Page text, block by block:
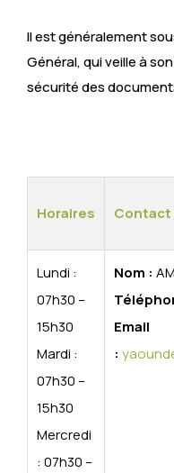
Il est généralement
Général, qui veille à
sécurité des
Horaires Contact
Lundi :
07h30 –
15h30
Mardi :
07h30 –
15h30
Mercredi
: 07h30 –
Nom :
Email
: